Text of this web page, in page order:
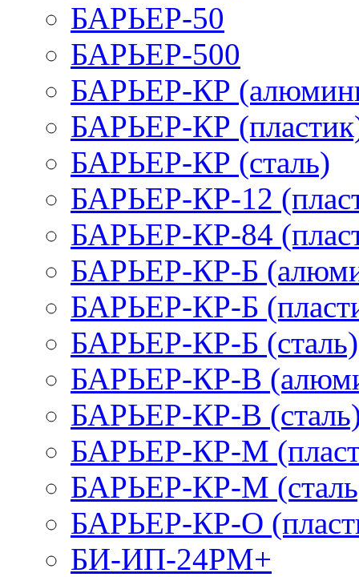
БАРЬЕР-50
БАРЬЕР-500
БАРЬЕР-КР
БАРЬЕР-КР
БАРЬЕР-КР (сталь)
БАРЬЕР-КР-12
БАРЬЕР-КР-84
БАРЬЕР-КР-Б
БАРЬЕР-КР-Б
БАРЬЕР-КР-Б (сталь)
БАРЬЕР-КР-В
БАРЬЕР-КР-В
БАРЬЕР-КР-М
БАРЬЕР-КР-М
БАРЬЕР-КР-О
БИ-ИП-24РМ+